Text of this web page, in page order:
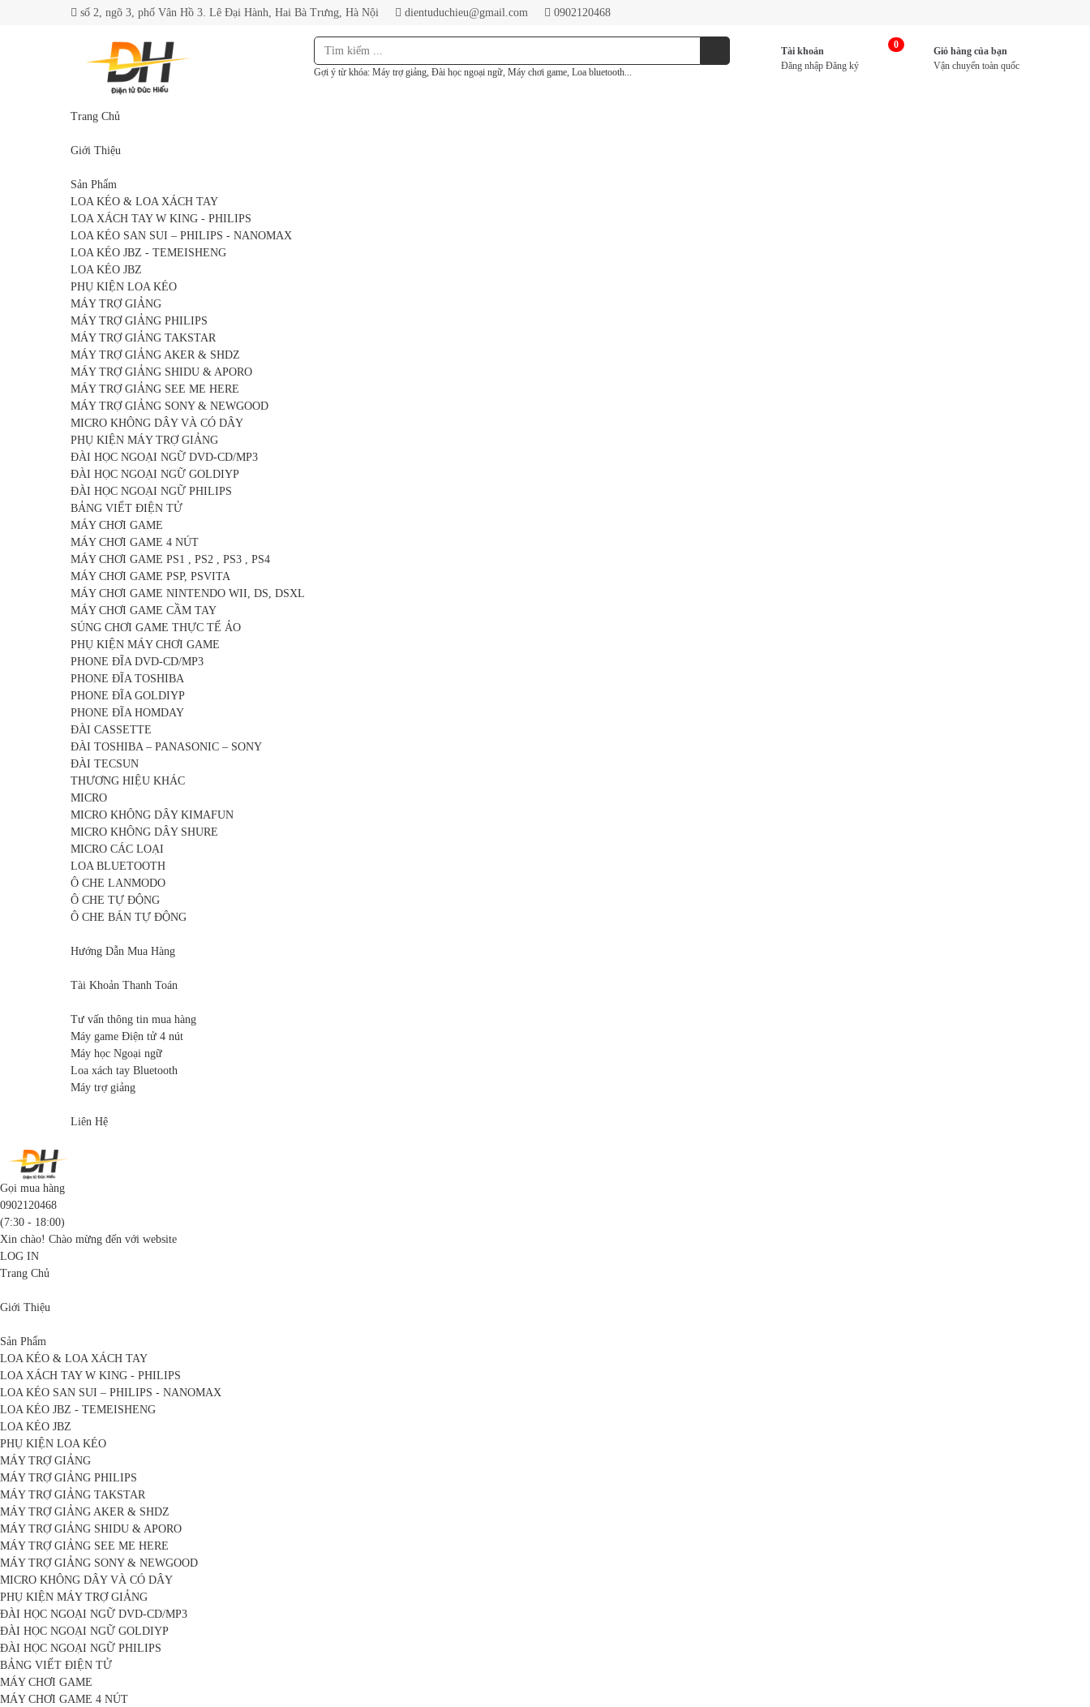
số 2, ngõ 3, phố Vân Hồ 3. Lê Đại Hành, Hai Bà Trưng, Hà Nội dientuduchieu@gmail.com 0902120468
Gợi ý từ khóa: Máy trợ giảng, Đài học ngoại ngữ, Máy chơi game, Loa bluetooth...
Tài khoản
Đăng nhập Đăng ký
0
Giỏ hàng của bạn
Vận chuyển toàn quốc
Trang Chủ
Giới Thiệu
Sản Phẩm
LOA KÉO & LOA XÁCH TAY
LOA XÁCH TAY W KING - PHILIPS
LOA KÉO SAN SUI – PHILIPS - NANOMAX
LOA KÉO JBZ - TEMEISHENG
LOA KÉO JBZ
PHỤ KIỆN LOA KÉO
MÁY TRỢ GIẢNG
MÁY TRỢ GIẢNG PHILIPS
MÁY TRỢ GIẢNG TAKSTAR
MÁY TRỢ GIẢNG AKER & SHDZ
MÁY TRỢ GIẢNG SHIDU & APORO
MÁY TRỢ GIẢNG SEE ME HERE
MÁY TRỢ GIẢNG SONY & NEWGOOD
MICRO KHÔNG DÂY VÀ CÓ DÂY
PHỤ KIỆN MÁY TRỢ GIẢNG
ĐÀI HỌC NGOẠI NGỮ DVD-CD/MP3
ĐÀI HỌC NGOẠI NGỮ GOLDIYP
ĐÀI HỌC NGOẠI NGỮ PHILIPS
BẢNG VIẾT ĐIỆN TỬ
MÁY CHƠI GAME
MÁY CHƠI GAME 4 NÚT
MÁY CHƠI GAME PS1 , PS2 , PS3 , PS4
MÁY CHƠI GAME PSP, PSVITA
MÁY CHƠI GAME NINTENDO WII, DS, DSXL
MÁY CHƠI GAME CẦM TAY
SÚNG CHƠI GAME THỰC TẾ ẢO
PHỤ KIỆN MÁY CHƠI GAME
PHONE ĐĨA DVD-CD/MP3
PHONE ĐĨA TOSHIBA
PHONE ĐĨA GOLDIYP
PHONE ĐĨA HOMDAY
ĐÀI CASSETTE
ĐÀI TOSHIBA – PANASONIC – SONY
ĐÀI TECSUN
THƯƠNG HIỆU KHÁC
MICRO
MICRO KHÔNG DÂY KIMAFUN
MICRO KHÔNG DÂY SHURE
MICRO CÁC LOẠI
LOA BLUETOOTH
Ô CHE LANMODO
Ô CHE TỰ ĐỘNG
Ô CHE BÁN TỰ ĐỘNG
Hướng Dẫn Mua Hàng
Tài Khoản Thanh Toán
Tư vấn thông tin mua hàng
Máy game Điện tử 4 nút
Máy học Ngoại ngữ
Loa xách tay Bluetooth
Máy trợ giảng
Liên Hệ
Gọi mua hàng
0902120468
(7:30 - 18:00)
Xin chào! Chào mừng đến với website
LOG IN
Trang Chủ
Giới Thiệu
Sản Phẩm
LOA KÉO & LOA XÁCH TAY
LOA XÁCH TAY W KING - PHILIPS
LOA KÉO SAN SUI – PHILIPS - NANOMAX
LOA KÉO JBZ - TEMEISHENG
LOA KÉO JBZ
PHỤ KIỆN LOA KÉO
MÁY TRỢ GIẢNG
MÁY TRỢ GIẢNG PHILIPS
MÁY TRỢ GIẢNG TAKSTAR
MÁY TRỢ GIẢNG AKER & SHDZ
MÁY TRỢ GIẢNG SHIDU & APORO
MÁY TRỢ GIẢNG SEE ME HERE
MÁY TRỢ GIẢNG SONY & NEWGOOD
MICRO KHÔNG DÂY VÀ CÓ DÂY
PHỤ KIỆN MÁY TRỢ GIẢNG
ĐÀI HỌC NGOẠI NGỮ DVD-CD/MP3
ĐÀI HỌC NGOẠI NGỮ GOLDIYP
ĐÀI HỌC NGOẠI NGỮ PHILIPS
BẢNG VIẾT ĐIỆN TỬ
MÁY CHƠI GAME
MÁY CHƠI GAME 4 NÚT